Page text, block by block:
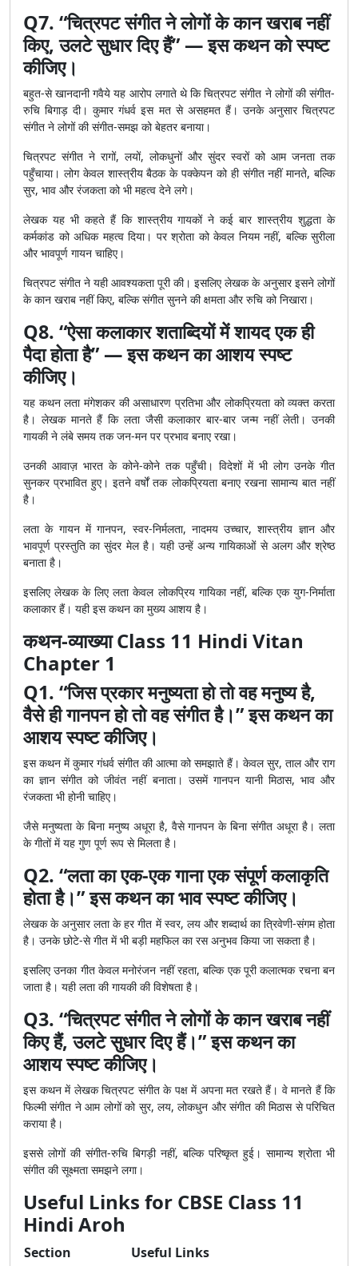
Q7. “चित्रपट संगीत ने लोगों के कान खराब नहीं
किए, उलटे सुधार दिए हैं” — इस कथन को स्पष्ट
कीजिए।
बहुत-से खानदानी गवैये यह आरोप लगाते थे कि चित्रपट संगीत ने लोगों की संगीत-
रुचि बिगाड़ दी। कुमार गंधर्व इस मत से असहमत हैं। उनके अनुसार चित्रपट
संगीत ने लोगों की संगीत-समझ को बेहतर बनाया।
चित्रपट संगीत ने रागों, लयों, लोकधुनों और सुंदर स्वरों को आम जनता तक
पहुँचाया। लोग केवल शास्त्रीय बैठक के पक्केपन को ही संगीत नहीं मानते, बल्कि
सुर, भाव और रंजकता को भी महत्व देने लगे।
लेखक यह भी कहते हैं कि शास्त्रीय गायकों ने कई बार शास्त्रीय शुद्धता के
कर्मकांड को अधिक महत्व दिया। पर श्रोता को केवल नियम नहीं, बल्कि सुरीला
और भावपूर्ण गायन चाहिए।
चित्रपट संगीत ने यही आवश्यकता पूरी की। इसलिए लेखक के अनुसार इसने लोगों
के कान खराब नहीं किए, बल्कि संगीत सुनने की क्षमता और रुचि को निखारा।
Q8. “ऐसा कलाकार शताब्दियों में शायद एक ही
पैदा होता है” — इस कथन का आशय स्पष्ट
कीजिए।
यह कथन लता मंगेशकर की असाधारण प्रतिभा और लोकप्रियता को व्यक्त करता
है। लेखक मानते हैं कि लता जैसी कलाकार बार-बार जन्म नहीं लेती। उनकी
गायकी ने लंबे समय तक जन-मन पर प्रभाव बनाए रखा।
उनकी आवाज़ भारत के कोने-कोने तक पहुँची। विदेशों में भी लोग उनके गीत
सुनकर प्रभावित हुए। इतने वर्षों तक लोकप्रियता बनाए रखना सामान्य बात नहीं
है।
लता के गायन में गानपन, स्वर-निर्मलता, नादमय उच्चार, शास्त्रीय ज्ञान और
भावपूर्ण प्रस्तुति का सुंदर मेल है। यही उन्हें अन्य गायिकाओं से अलग और श्रेष्ठ
बनाता है।
इसलिए लेखक के लिए लता केवल लोकप्रिय गायिका नहीं, बल्कि एक युग-निर्माता
कलाकार हैं। यही इस कथन का मुख्य आशय है।
कथन-व्याख्या Class 11 Hindi Vitan
Chapter 1
Q1. “जिस प्रकार मनुष्यता हो तो वह मनुष्य है,
वैसे ही गानपन हो तो वह संगीत है।” इस कथन का
आशय स्पष्ट कीजिए।
इस कथन में कुमार गंधर्व संगीत की आत्मा को समझाते हैं। केवल सुर, ताल और राग
का ज्ञान संगीत को जीवंत नहीं बनाता। उसमें गानपन यानी मिठास, भाव और
रंजकता भी होनी चाहिए।
जैसे मनुष्यता के बिना मनुष्य अधूरा है, वैसे गानपन के बिना संगीत अधूरा है। लता
के गीतों में यह गुण पूर्ण रूप से मिलता है।
Q2. “लता का एक-एक गाना एक संपूर्ण कलाकृति
होता है।” इस कथन का भाव स्पष्ट कीजिए।
लेखक के अनुसार लता के हर गीत में स्वर, लय और शब्दार्थ का त्रिवेणी-संगम होता
है। उनके छोटे-से गीत में भी बड़ी महफिल का रस अनुभव किया जा सकता है।
इसलिए उनका गीत केवल मनोरंजन नहीं रहता, बल्कि एक पूरी कलात्मक रचना बन
जाता है। यही लता की गायकी की विशेषता है।
Q3. “चित्रपट संगीत ने लोगों के कान खराब नहीं
किए हैं, उलटे सुधार दिए हैं।” इस कथन का
आशय स्पष्ट कीजिए।
इस कथन में लेखक चित्रपट संगीत के पक्ष में अपना मत रखते हैं। वे मानते हैं कि
फिल्मी संगीत ने आम लोगों को सुर, लय, लोकधुन और संगीत की मिठास से परिचित
कराया है।
इससे लोगों की संगीत-रुचि बिगड़ी नहीं, बल्कि परिष्कृत हुई। सामान्य श्रोता भी
संगीत की सूक्ष्मता समझने लगा।
Useful Links for CBSE Class 11
Hindi Aroh
Section
Useful Links